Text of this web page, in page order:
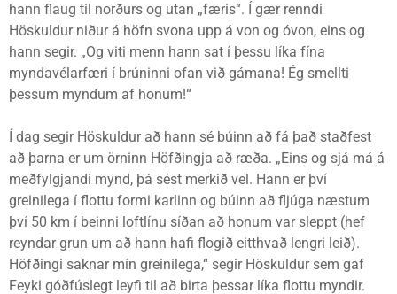
hann flaug til norðurs og utan „færis“. Í gær renndi
Höskuldur niður á höfn svona upp á von og óvon, eins og
hann segir. „Og viti menn hann sat í þessu líka fína
myndavélarfæri í brúninni ofan við gámana! Ég smellti
þessum myndum af honum!“
Í dag segir Höskuldur að hann sé búinn að fá það staðfest
að þarna er um örninn Höfðingja að ræða. „Eins og sjá má á
meðfylgjandi mynd, þá sést merkið vel. Hann er því
greinilega í flottu formi karlinn og búinn að fljúga næstum
því 50 km í beinni loftlínu síðan að honum var sleppt (hef
reyndar grun um að hann hafi flogið eitthvað lengri leið).
Höfðingi saknar mín greinilega,“ segir Höskuldur sem gaf
Feyki góðfúslegt leyfi til að birta þessar líka flottu myndir.